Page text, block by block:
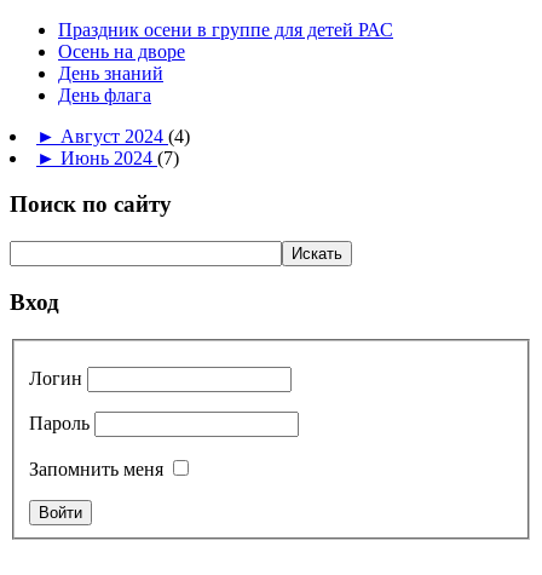
Праздник осени в группе для детей РАС
Осень на дворе
День знаний
День флага
► Август 2024 (4)
► Июнь 2024 (7)
Поиск по сайту
Вход
Логин
Пароль
Запомнить меня